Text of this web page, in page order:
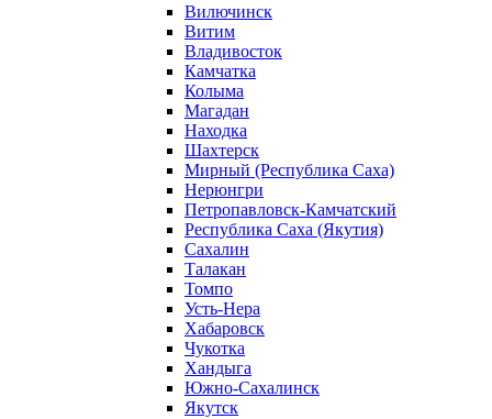
Вилючинск
Витим
Владивосток
Камчатка
Колыма
Магадан
Находка
Шахтерск
Мирный (Республика Саха)
Нерюнгри
Петропавловск-Камчатский
Республика Саха (Якутия)
Сахалин
Талакан
Томпо
Усть-Нера
Хабаровск
Чукотка
Хандыга
Южно-Сахалинск
Якутск